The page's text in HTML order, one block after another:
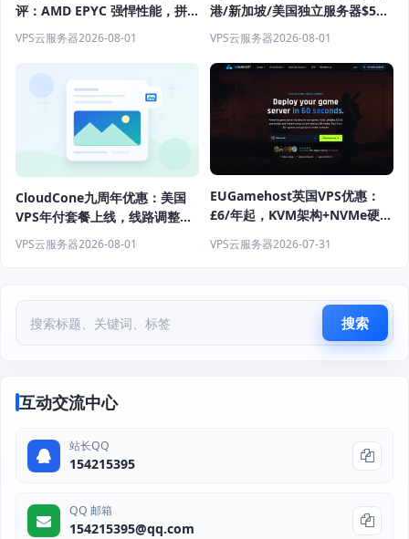
评：AMD EPYC 强悍性能，拼
团价真香！
VPS云服务器2026-08-01
港/新加坡/美国独立服务器$57/
VPS云服务器2026-08-01
CloudCone九周年优惠：美国
VPS年付套餐上线，线路调整后
性能升级
VPS云服务器2026-08-01
EUGamehost英国VPS优惠：
£6/年起，KVM架构+NVMe硬盘
VPS云服务器2026-07-31
搜索
互动交流中心
站长QQ
154215395
QQ 邮箱
154215395@qq.com